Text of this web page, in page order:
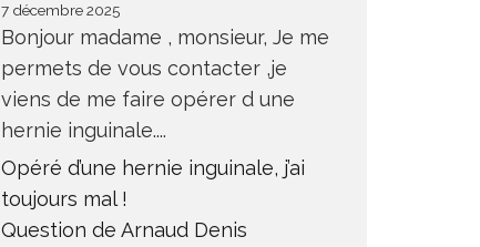
7 décembre 2025
Bonjour madame , monsieur, Je me
permets de vous contacter ,je
viens de me faire opérer d une
hernie inguinale....
Opéré d’une hernie inguinale, j’ai
toujours mal !
Question de Arnaud Denis